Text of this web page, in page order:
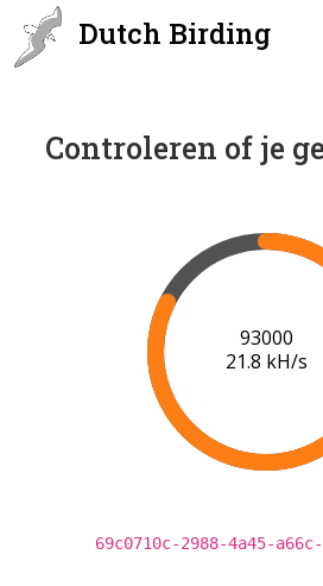
Dutch Birding
Controleren of je
94000
21.8 kH/s
69c0710c-2988-4a45-